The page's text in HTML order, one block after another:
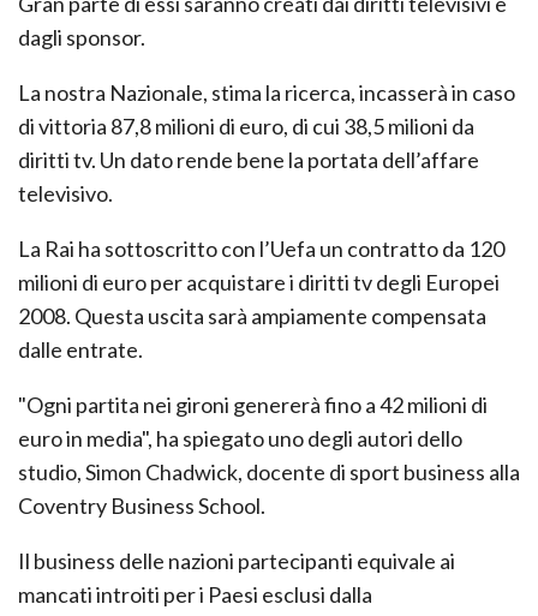
dagli sponsor.
La nostra Nazionale, stima la ricerca, incasserà in caso
di vittoria 87,8 milioni di euro, di cui 38,5 milioni da
diritti tv. Un dato rende bene la portata dell’affare
televisivo.
La Rai ha sottoscritto con l’Uefa un contratto da 120
milioni di euro per acquistare i diritti tv degli Europei
2008. Questa uscita sarà ampiamente compensata
dalle entrate.
"Ogni partita nei gironi genererà fino a 42 milioni di
euro in media", ha spiegato uno degli autori dello
studio, Simon Chadwick, docente di sport business alla
Coventry Business School.
Il business delle nazioni partecipanti equivale ai
mancati introiti per i Paesi esclusi dalla